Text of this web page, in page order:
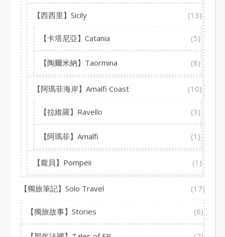
【西西里】Sicily (13)
【卡塔尼亞】Catania (5)
【陶爾米納】Taormina (8)
【阿瑪菲海岸】Amalfi Coast (10)
【拉維羅】Ravello (3)
【阿瑪菲】Amalfi (1)
【龐貝】Pompeii (1)
【獨旅筆記】Solo Travel (17)
【獨旅故事】Stories (6)